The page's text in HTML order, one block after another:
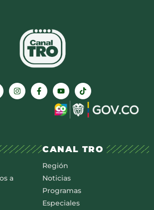
a
CANAL TRO
Región
Noticias
Programas
Especiales